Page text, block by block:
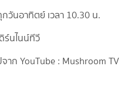
วันอาทิตย์ เวลา 10.30 น.
ร์นไนน์ทีวี
าก YouTube : Mushroom TV